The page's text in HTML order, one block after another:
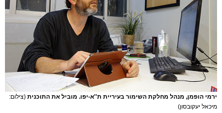
ירמי הופמן, מנהל מחלקת השימור בעיריית ת''א-יפו. מוביל את התוכנית (צילום:
מיכאל יעקובסון)